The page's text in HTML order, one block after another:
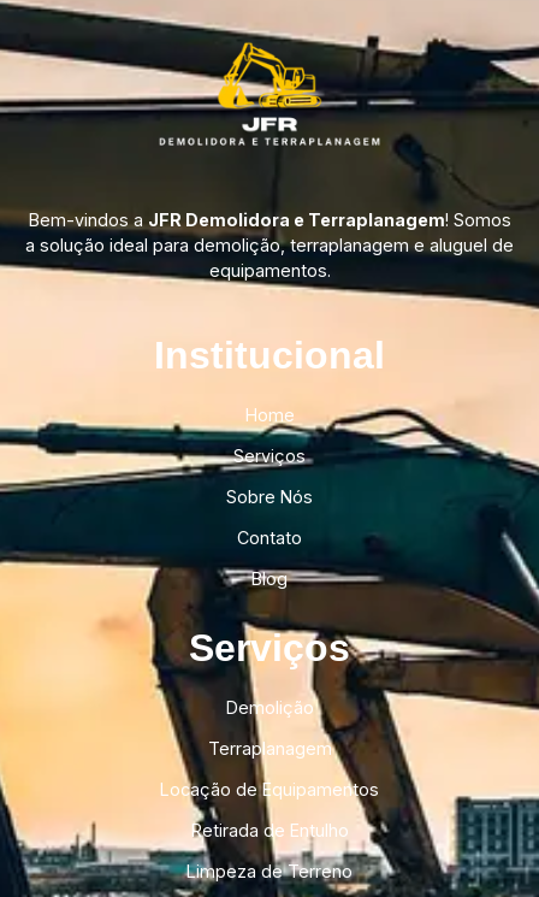
Bem-vindos a JFR Demolidora e Terraplanagem! Somos
a solução ideal para demolição, terraplanagem e aluguel de
equipamentos.
Institucional​
Home
Serviços
Sobre Nós
Contato
Blog
Serviços
Demolição
Terraplanagem
Locação de Equipamentos
Retirada de Entulho
Limpeza de Terreno